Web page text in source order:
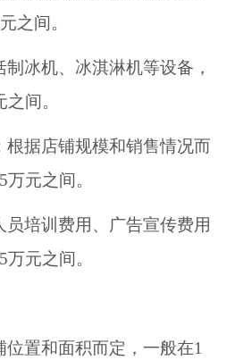
之间。
冰机、冰淇淋机等设备，
间。
据店铺规模和销售情况而
元之间。
培训费用、广告宣传费用
元之间。
置和面积而定，一般在1